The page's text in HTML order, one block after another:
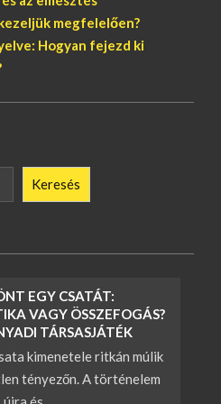
megfelelően?
Hogyan fejezd ki
Keresés
EGY CSATÁT:
VAGY ÖSSZEFOGÁS?
TÁRSASJÁTÉK
kimenetele ritkán múlik
tényezőn. A történelem